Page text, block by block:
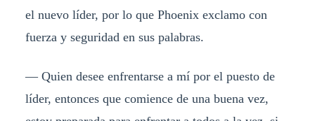
el nuevo líder, por lo que Phoenix exclamo con
fuerza y seguridad en sus palabras.
— Quien desee enfrentarse a mí por el puesto de
líder, entonces que comience de una buena vez,